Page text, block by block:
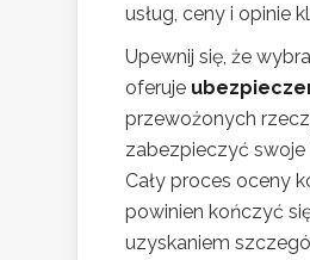
usług, ceny i opinie
Upewnij się, że
oferuje
przewożonych
zabezpieczyć swoje
Cały proces oceny
powinien kończyć
uzyskaniem